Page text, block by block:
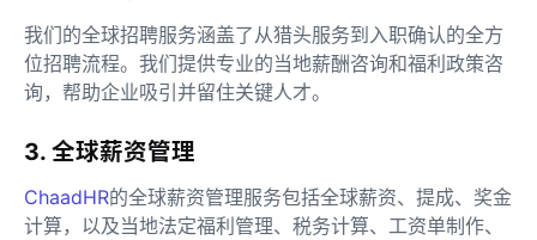
我们的全球招聘服务涵盖了从猎头服务到入职确认的全方
位招聘流程。我们提供专业的当地薪酬咨询和福利政策咨
询，帮助企业吸引并留住关键人才。
3. 全球薪资管理
ChaadHR的全球薪资管理服务包括全球薪资、提成、奖金
计算，以及当地法定福利管理、税务计算、工资单制作、